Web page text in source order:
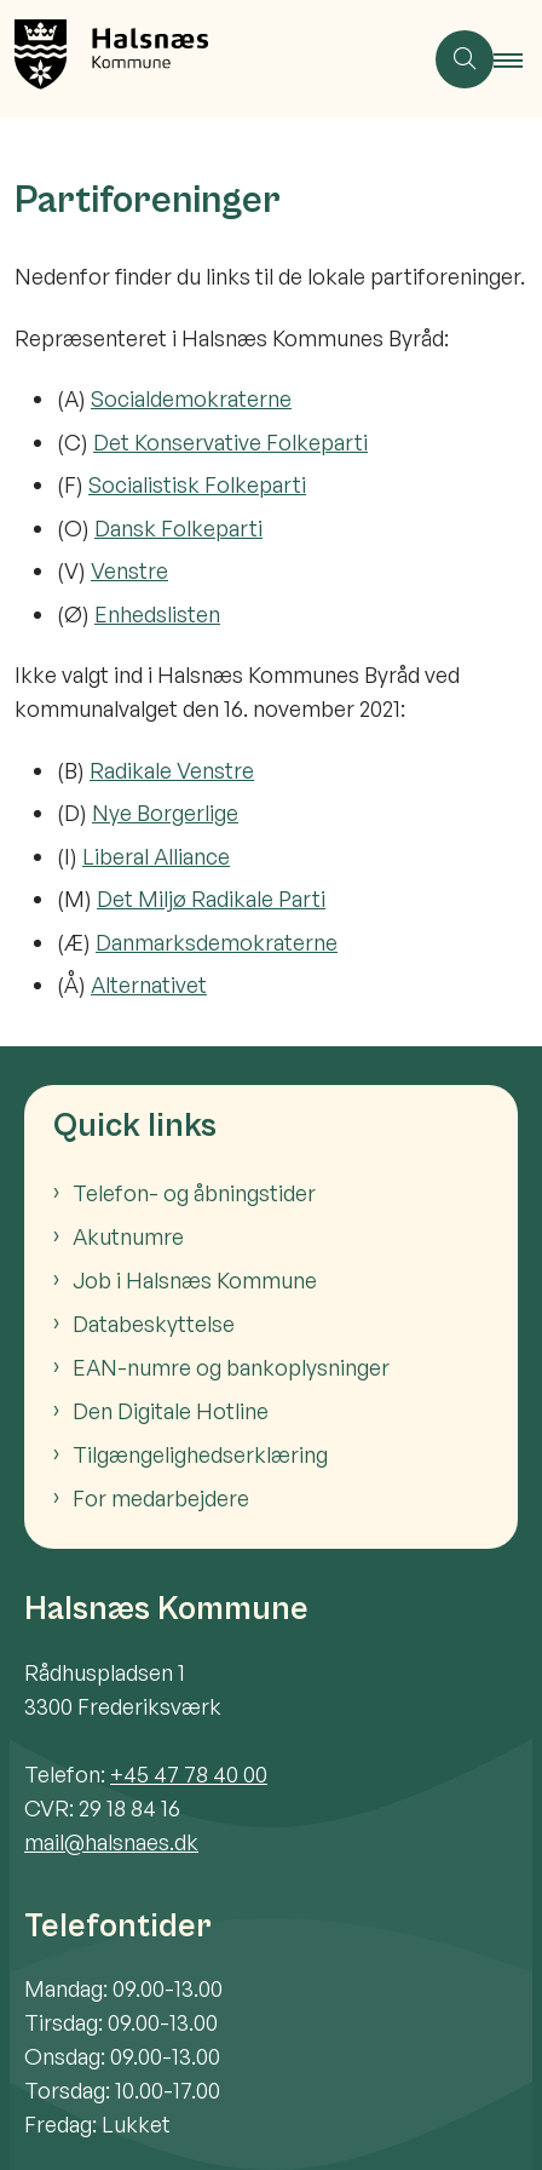
Partiforeninger
Nedenfor finder du links til de lokale partiforeninger.
Repræsenteret i Halsnæs Kommunes Byråd:
(A) Socialdemokraterne
(C) Det Konservative Folkeparti
(F) Socialistisk Folkeparti
(O) Dansk Folkeparti
(V) Venstre
(Ø) Enhedslisten
Ikke valgt ind i Halsnæs Kommunes Byråd ved
kommunalvalget den 16. november 2021:
(B) Radikale Venstre
(D) Nye Borgerlige
(I) Liberal Alliance
(M) Det Miljø Radikale Parti
(Æ) Danmarksdemokraterne
(Å) Alternativet
Quick links
Telefon- og åbningstider
Akutnumre
Job i Halsnæs Kommune
Databeskyttelse
EAN-numre og bankoplysninger
Den Digitale Hotline
Tilgængelighedserklæring
For medarbejdere
Halsnæs Kommune
Rådhuspladsen 1
3300 Frederiksværk
Telefon: +45 47 78 40 00
CVR: 29 18 84 16
mail@halsnaes.dk
Telefontider
Mandag: 09.00-13.00
Tirsdag: 09.00-13.00
Onsdag: 09.00-13.00
Torsdag: 10.00-17.00
Fredag: Lukket